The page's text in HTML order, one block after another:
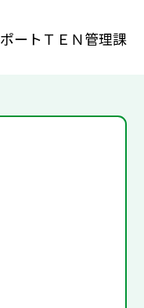
ートＴＥＮ管理課